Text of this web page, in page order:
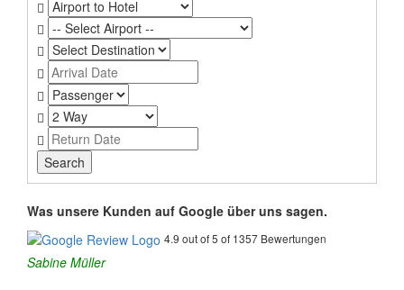
Was unsere Kunden auf Google über uns sagen.
4.9 out of 5 of 1357 Bewertungen
Sabine Müller